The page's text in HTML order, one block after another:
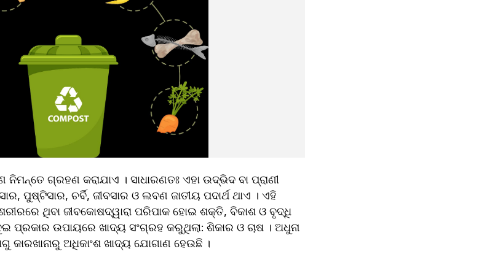
ନିମନ୍ତେ ଗ୍ରହଣ କରାଯାଏ । ସାଧାରଣତଃ ଏହା ଉଦ୍ଭିଦ ବା ପ୍ରାଣୀ
ଚର୍ବି, ଜୀବସାର ଓ ଲବଣ ଜାତୀୟ ପଦାର୍ଥ ଥାଏ । ଏହି
ଶରୀରରେ ଥିବା ଜୀବକୋଷଦ୍ୱାରା ପରିପାକ ହୋଇ ଶକ୍ତି, ବିକାଶ ଓ ବୃଦ୍ଧି
ପ୍ରକାର ଉପାୟରେ ଖାଦ୍ୟ ସଂଗ୍ରହ କରୁଥିଲା: ଶିକାର ଓ ଚାଷ । ଅଧୁନା
କାରଖାନାରୁ ଅଧିକାଂଶ ଖାଦ୍ୟ ଯୋଗାଣ ହେଉଛି ।